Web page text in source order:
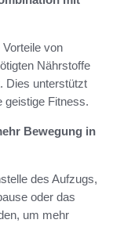
von
Nährstoffe
Dies unterstützt
geistige Fitness.
Bewegung in
des Aufzugs,
oder das
um mehr